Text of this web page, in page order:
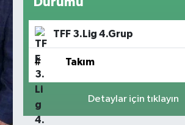
TFF 3.Lig 4.Grup
# Takım
Detaylar için tıklayın